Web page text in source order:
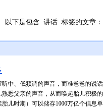
以下是包含 讲话 标签的文章：
中、低频调的声音，而准爸爸的说
悉父亲的声音，从而唤起胎儿积极
儿时期）可以储存1000万亿个信息单